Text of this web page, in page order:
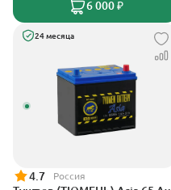
6 000 ₽
24 месяца
4.7 Россия